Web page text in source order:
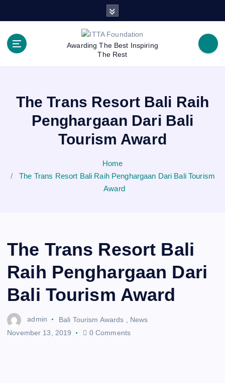
Awarding The Best Inspiring
The Rest
The Trans Resort Bali Raih
Penghargaan Dari Bali
Tourism Award
Home
The Trans Resort Bali Raih Penghargaan Dari Bali Tourism
Award
The Trans Resort Bali
Raih Penghargaan Dari
Bali Tourism Award
admin Bali Tourism Awards
News
November 13, 2019
0 Comments